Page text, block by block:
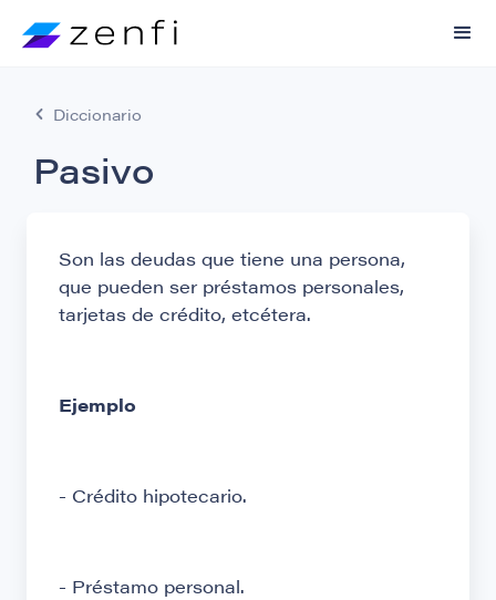
Diccionario
Pasivo
Son las deudas que tiene una persona,
que pueden ser préstamos personales,
tarjetas de crédito, etcétera.
Ejemplo
- Crédito hipotecario.
- Préstamo personal.